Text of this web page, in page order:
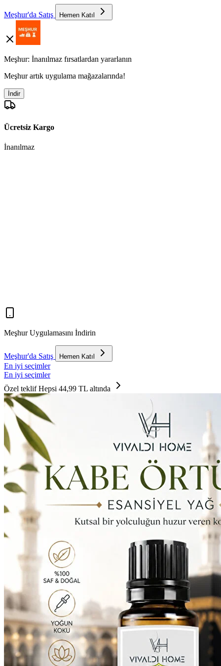
Meşhur'da Satış Hemen Katıl
Meşhur: İnanılmaz fırsatlardan yararlanın
Meşhur artık uygulama mağazalarında!
İndir
Ücretsiz Kargo
İnanılmaz
Meşhur Uygulamasını İndirin
Meşhur'da Satış Hemen Katıl
En iyi seçimler
En iyi seçimler
Özel teklif Hepsi 44,99 TL altında